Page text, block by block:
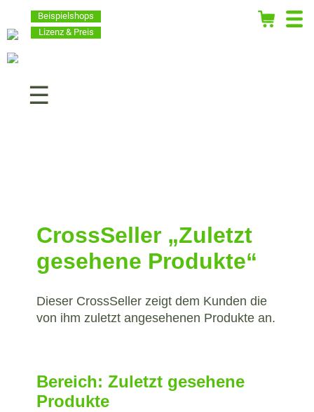
Beispielshops
Lizenz & Preis
CrossSeller „Zuletzt
gesehene Produkte“
Dieser CrossSeller zeigt dem Kunden die
von ihm zuletzt angesehenen Produkte an.
Bereich: Zuletzt gesehene
Produkte